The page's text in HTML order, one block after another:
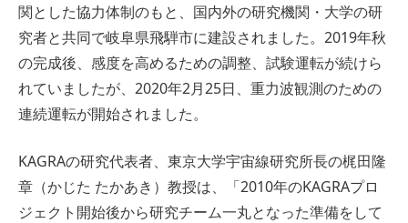
関とした協力体制のもと、国内外の研究機関・大学の研
究者と共同で岐阜県飛騨市に建設されました。2019年秋
の完成後、感度を高めるための調整、試験運転が続けら
れていましたが、2020年2月25日、重力波観測のための
連続運転が開始されました。
KAGRAの研究代表者、東京大学宇宙線研究所長の梶田隆
章（かじた たかあき）教授は、「2010年のKAGRAプロ
ジェクト開始後から研究チーム一丸となった準備をして